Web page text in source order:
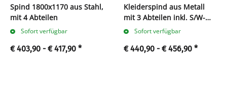
Spind 1800x1170 aus Stahl,
mit 4 Abteilen
Sofort verfügbar
€ 403,90 -€ 417,90 *
Kleiderspind aus Metall
mit 3 Abteilen inkl. S/W-
Trennung
Sofort verfügbar
€ 440,90 -€ 456,90 *